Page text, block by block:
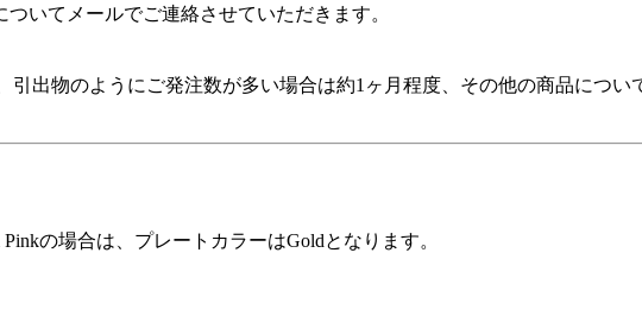
いてメールでご連絡させていただきます。
出物のようにご発注数が多い場合は約1ヶ月程度、その他の商品につい
の場合は、プレートカラーはGoldとなります。